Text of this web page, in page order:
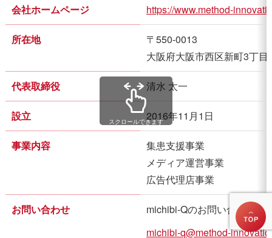
会社ホームページ https://www.method-
所在地
〒550-0013
大阪府大阪市西区新町3丁
代表取締役 清水 太一
設立 2016年11月1日
事業内容
集患支援事業
メディア運営事業
広告代理店事業
お問い合わせ michibi-Qのお問い合わせは
michibi-q@method-
スクロールできます